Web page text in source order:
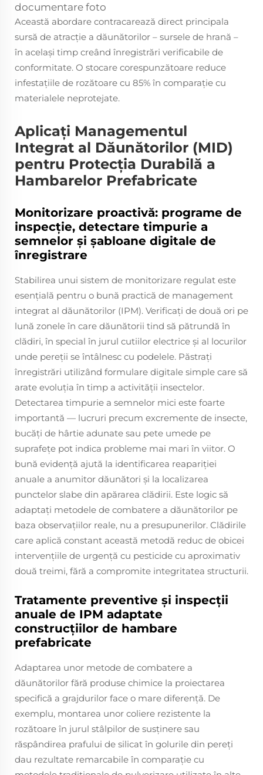
documentare foto
Această abordare contracarează direct principala
sursă de atracție a dăunătorilor – sursele de hrană –
în același timp creând înregistrări verificabile de
conformitate. O stocare corespunzătoare reduce
infestațiile de rozătoare cu 85% în comparație cu
materialele neprotejate.
Aplicați Managementul
Integrat al Dăunătorilor (MID)
pentru Protecția Durabilă a
Hambarelor Prefabricate
Monitorizare proactivă: programe de
inspecție, detectare timpurie a
semnelor și șabloane digitale de
înregistrare
Stabilirea unui sistem de monitorizare regulat este
esențială pentru o bună practică de management
integrat al dăunătorilor (IPM). Verificați de două ori pe
lună zonele în care dăunătorii tind să pătrundă în
clădiri, în special în jurul cutiilor electrice și al locurilor
unde pereții se întâlnesc cu podelele. Păstrați
înregistrări utilizând formulare digitale simple care să
arate evoluția în timp a activității insectelor.
Detectarea timpurie a semnelor mici este foarte
importantă — lucruri precum excremente de insecte,
bucăți de hârtie adunate sau pete umede pe
suprafețe pot indica probleme mai mari în viitor. O
bună evidență ajută la identificarea reapariției
anuale a anumitor dăunători și la localizarea
punctelor slabe din apărarea clădirii. Este logic să
adaptați metodele de combatere a dăunătorilor pe
baza observațiilor reale, nu a presupunerilor. Clădirile
care aplică constant această metodă reduc de obicei
intervențiile de urgență cu pesticide cu aproximativ
două treimi, fără a compromite integritatea structurii.
Tratamente preventive și inspecții
anuale de IPM adaptate
construcțiilor de hambare
prefabricate
Adaptarea unor metode de combatere a
dăunătorilor fără produse chimice la proiectarea
specifică a grajdurilor face o mare diferență. De
exemplu, montarea unor coliere rezistente la
rozătoare în jurul stâlpilor de susținere sau
răspândirea prafului de silicat în golurile din pereți
dau rezultate remarcabile în comparație cu